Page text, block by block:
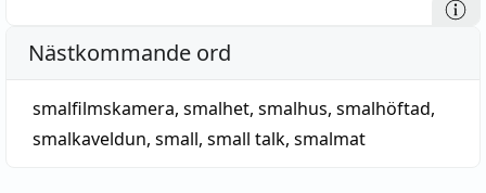
Nästkommande ord
smalfilmskamera, smalhet, smalhus, smalhöftad,
smalkaveldun, small, small talk, smalmat